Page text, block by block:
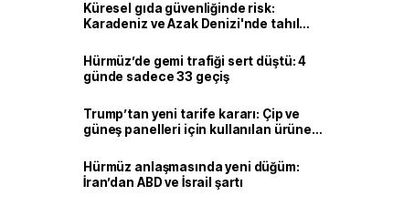
Küresel gıda güvenliğinde risk:
Karadeniz ve Azak Denizi'nde tahıl
Hürmüz’de gemi trafiği sert düştü: 4
günde sadece 33 geçiş
Trump’tan yeni tarife kararı: Çip ve
güneş panelleri için kullanılan ürüne
Hürmüz anlaşmasında yeni düğüm:
İran’dan ABD ve İsrail şartı